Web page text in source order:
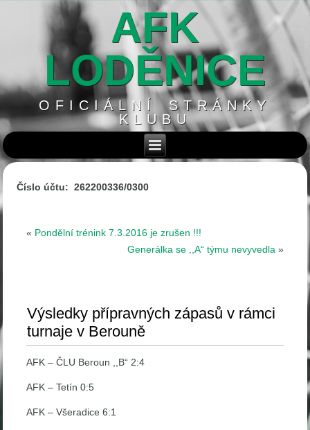
AFK
LODĚNICE
OFICIÁLNÍ STRÁNKY
KLUBU
Číslo účtu: 262200336/0300
« Pondělní trénink 7.3.2016 je zrušen !!!
Generálka se ,,A“ týmu nevyvedla »
Výsledky přípravných zápasů v rámci
turnaje v Berouně
AFK – ČLU Beroun ,,B“ 2:4
AFK – Tetín 0:5
AFK – Všeradice 6:1